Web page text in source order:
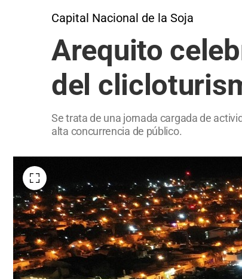
Capital Nacional de la Soja
Arequito
del
Se trata de una jornada cargada de
alta concurrencia de público.